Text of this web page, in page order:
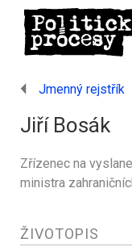
Jmenný rejstřík
Jiří Bosák
Zřízenec na
ministra
ŽIVOTOPIS